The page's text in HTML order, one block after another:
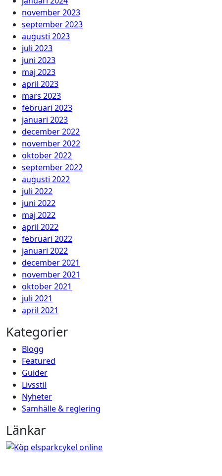
november 2023
september 2023
augusti 2023
juli 2023
juni 2023
maj 2023
april 2023
mars 2023
februari 2023
januari 2023
december 2022
november 2022
oktober 2022
september 2022
augusti 2022
juli 2022
juni 2022
maj 2022
april 2022
februari 2022
januari 2022
december 2021
november 2021
oktober 2021
juli 2021
april 2021
Kategorier
Blogg
Featured
Guider
Livsstil
Nyheter
Samhälle & reglering
Länkar